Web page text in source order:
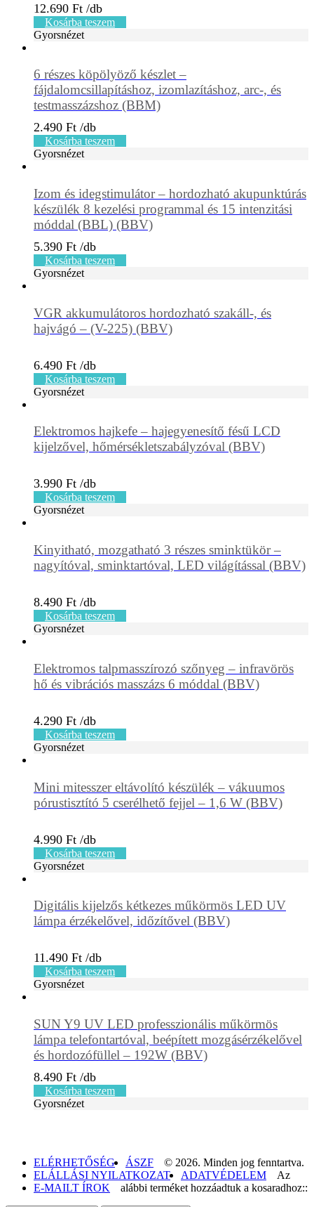
12.690 Ft
Kosárba teszem
Gyorsnézet
6 részes köpölyöző készlet –
fájdalomcsillapításhoz, izomlazításhoz, arc-, és
testmasszázshoz (BBM)
2.490 Ft
Kosárba teszem
Gyorsnézet
Izom és idegstimulátor – hordozható akupunktúrás
készülék 8 kezelési programmal és 15 intenzitási
móddal (BBL) (BBV)
5.390 Ft
Kosárba teszem
Gyorsnézet
VGR akkumulátoros hordozható szakáll-, és
hajvágó – (V-225) (BBV)
6.490 Ft
Kosárba teszem
Gyorsnézet
Elektromos hajkefe – hajegyenesítő fésű LCD
kijelzővel, hőmérsékletszabályzóval (BBV)
3.990 Ft
Kosárba teszem
Gyorsnézet
Kinyitható, mozgatható 3 részes sminktükör –
nagyítóval, sminktartóval, LED világítással (BBV)
8.490 Ft
Kosárba teszem
Gyorsnézet
Elektromos talpmasszírozó szőnyeg – infravörös
hő és vibrációs masszázs 6 móddal (BBV)
4.290 Ft
Kosárba teszem
Gyorsnézet
Mini mitesszer eltávolító készülék – vákuumos
pórustisztító 5 cserélhető fejjel – 1,6 W (BBV)
4.990 Ft
Kosárba teszem
Gyorsnézet
Digitális kijelzős kétkezes műkörmös LED UV
lámpa érzékelővel, időzítővel (BBV)
11.490 Ft
Kosárba teszem
Gyorsnézet
SUN Y9 UV LED professzionális műkörmös
lámpa telefontartóval, beépített mozgásérzékelővel
és hordozófüllel – 192W (BBV)
8.490 Ft
Kosárba teszem
Gyorsnézet
ELÉRHETŐSÉG
ÁSZF
ELÁLLÁSI NYILATKOZAT
ADATVÉDELEM
E-MAILT ÍROK
© 2026. Minden jog fenntartva.
Az
alábbi terméket hozzáadtuk a kosaradhoz::